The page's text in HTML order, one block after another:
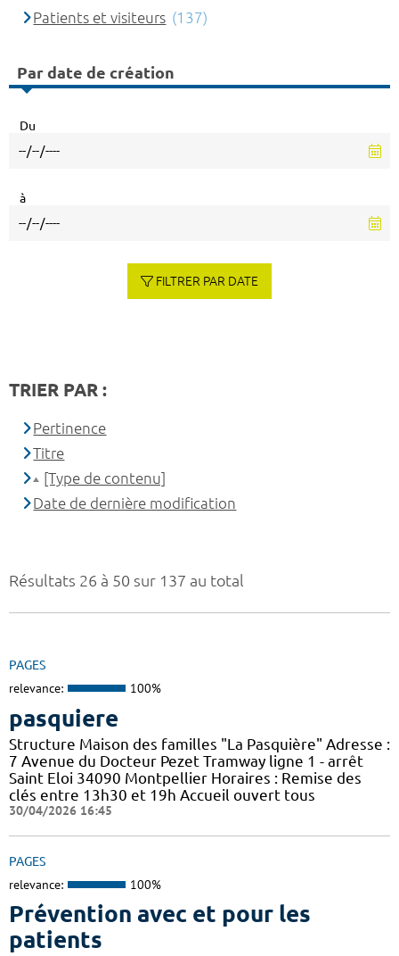
Résultats 26 à 50 sur 137 au total
PAGES
relevance: 100%
pasquiere
Structure Maison des familles "La Pasquière" Adresse :
7 Avenue du Docteur Pezet Tramway ligne 1 - arrêt
Saint Eloi 34090 Montpellier Horaires : Remise des
clés entre 13h30 et 19h Accueil ouvert tous
30/04/2026 16:45
PAGES
relevance: 100%
Prévention avec et pour les
patients
Patients et visiteurs (137)
Par date de création
Du
à
FILTRER PAR DATE
TRIER PAR :
Pertinence
Titre
[Type de contenu]
Date de dernière modification